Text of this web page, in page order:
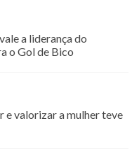
a liderança do
o Gol de Bico
e valorizar a mulher teve